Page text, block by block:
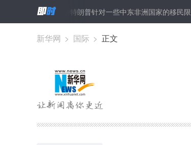
院裁决支持特朗普针对一些中东非洲国家的移民限制令
新华网 > 国际 > 正文